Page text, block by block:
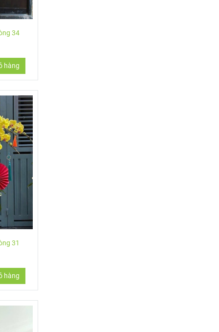
34
hàng
31
hàng